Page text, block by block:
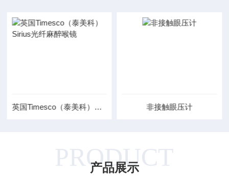
英国Timesco（泰美科）Sirius光纤麻醉喉镜 非接触眼压计
PRODUCT
产品展示